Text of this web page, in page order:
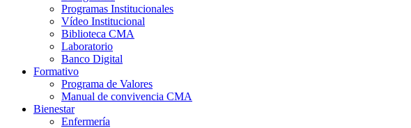
Programas Institucionales
Vídeo Institucional
Biblioteca CMA
Laboratorio
Banco Digital
Formativo
Programa de Valores
Manual de convivencia CMA
Bienestar
Enfermería